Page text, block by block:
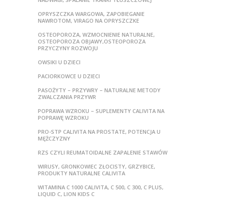
OPRYSZCZKA WARGOWA, ZAPOBIEGANIE
NAWROTOM, VIRAGO NA OPRYSZCZKE
OSTEOPOROZA, WZMOCNIENIE NATURALNE,
OSTEOPOROZA OBJAWY,OSTEOPOROZA
PRZYCZYNY ROZWOJU
OWSIKI U DZIECI
PACIORKOWCE U DZIECI
PASOŻYTY – PRZYWRY – NATURALNE METODY
ZWALCZANIA PRZYWR
POPRAWA WZROKU – SUPLEMENTY CALIVITA NA
POPRAWĘ WZROKU
PRO-STP CALIVITA NA PROSTATE, POTENCJA U
MĘŻCZYZNY
RZS CZYLI REUMATOIDALNE ZAPALENIE STAWÓW
WIRUSY, GRONKOWIEC ZŁOCISTY, GRZYBICE,
PRODUKTY NATURALNE CALIVITA
WITAMINA C 1000 CALIVITA, C 500, C 300, C PLUS,
LIQUID C, LION KIDS C